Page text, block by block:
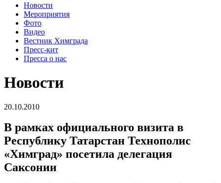
Новости
Мероприятия
Фото
Видео
Вестник Химграда
Пресс-кит
Пресса о нас
Новости
20.10.2010
В рамках официального визита в
Республику Татарстан Технополис
«Химград» посетила делегация
Саксонии